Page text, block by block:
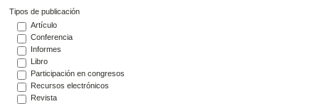
Tipos de publicación
Artículo
Conferencia
Informes
Libro
Participación en congresos
Recursos electrónicos
Revista